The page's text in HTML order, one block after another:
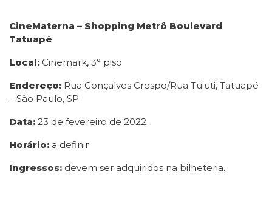
CineMaterna – Shopping Metrô Boulevard
Tatuapé
Local: Cinemark, 3° piso
Endereço: Rua Gonçalves Crespo/Rua Tuiuti, Tatuapé
– São Paulo, SP
Data: 23 de fevereiro de 2022
Horário: a definir
Ingressos: devem ser adquiridos na bilheteria.